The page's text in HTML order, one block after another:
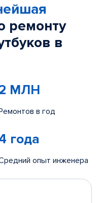
ремонту
в
МЛН
в год
года
опыт инженера